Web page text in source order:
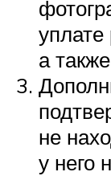
уплате
а
не
у него